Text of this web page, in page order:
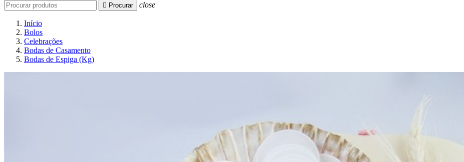
 Procurar close
Início
Bolos
Celebrações
Bodas de Casamento
Bodas de Espiga (Kg)